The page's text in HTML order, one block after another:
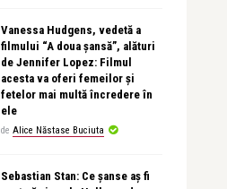
Vanessa Hudgens, vedetă a
filmului “A doua șansă”, alături
de Jennifer Lopez: Filmul
acesta va oferi femeilor și
fetelor mai multă încredere în
ele
de Alice Năstase Buciuta
Sebastian Stan: Ce șanse aș fi